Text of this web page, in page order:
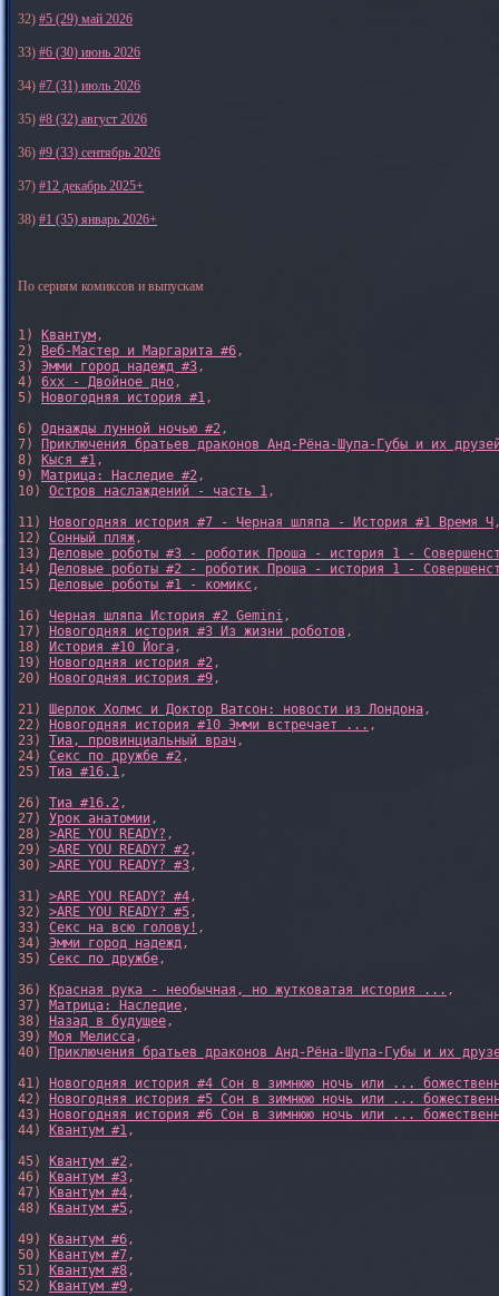
32) #5 (29) май 2026
33) #6 (30) июнь 2026
34) #7 (31) июль 2026
35) #8 (32) август 2026
36) #9 (33) сентябрь 2026
37) #12 декабрь 2025+
38) #1 (35) январь 2026+
По сериям комиксов и выпускам
1) Квантум,
2)
Веб-Мастер и Маргарита #6,
3) Эмми город надежд #3,
4) 6xx - Двойное дно,
5)
Новогодняя история #1,
6) Однажды лунной ночью #2,
7)
Приключения братьев драконов Анд-Рёна-Шупа-Губы и их
8)
Кыся #1,
9) Матрица: Наследие #2,
10) Остров наслаждений - часть 1,
11)
Новогодняя история #7 - Черная шляпа - История #1 Время Ч
12) Сонный пляж,
13) Деловые роботы #3 - роботик Проша - история 1 -
14) Деловые роботы #2 - роботик Проша - история 1 -
15) Деловые роботы #1 - комикс,
16) Черная шляпа История #2 Gemini,
17)
Новогодняя история #3 Из жизни роботов ,
18)
История #10 Йога,
19)
Новогодняя история #2,
20)
Новогодняя история #9,
21) Шерлок Холмс и Доктор Ватсон: новости из Лондона,
22)
Новогодняя история #10 Эмми встречает ... ,
23) Тиа, провинциальный врач,
24) Секс по дружбе #2,
25) Тиа #16.1,
26) Тиа #16.2,
27) Урок анатомии,
28) >ARE YOU READY? ,
29) >ARE YOU READY? #2,
30) >ARE YOU READY? #3,
31) >ARE YOU READY? #4,
32) >ARE YOU READY? #5,
33) Секс на всю голову! ,
34) Эмми город надежд,
35) Секс по дружбе,
36)
Красная рука - необычная, но жутковатая история ... ,
37) Матрица: Наследие,
38)
Назад в будущее,
39) Моя Мелисса,
40)
Приключения братьев драконов Анд-Рёна-Шупа-Губы и их
41)
Новогодняя история #4 Сон в зимнюю ночь или ...
42)
Новогодняя история #5 Сон в зимнюю ночь или ...
43)
Новогодняя история #6 Сон в зимнюю ночь или ...
44)
Квантум #1,
45)
Квантум #2,
46)
Квантум #3,
47)
Квантум #4,
48)
Квантум #5,
49)
Квантум #6,
50)
Квантум #7,
51)
Квантум #8,
52)
Квантум #9,